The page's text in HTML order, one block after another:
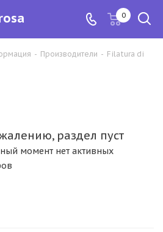
0
- Производители - Filatura di
раздел пуст
момент нет активных